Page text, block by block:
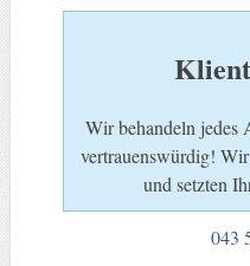
Wir behandeln jedes
vertrauenswürdig!
und setzten
043